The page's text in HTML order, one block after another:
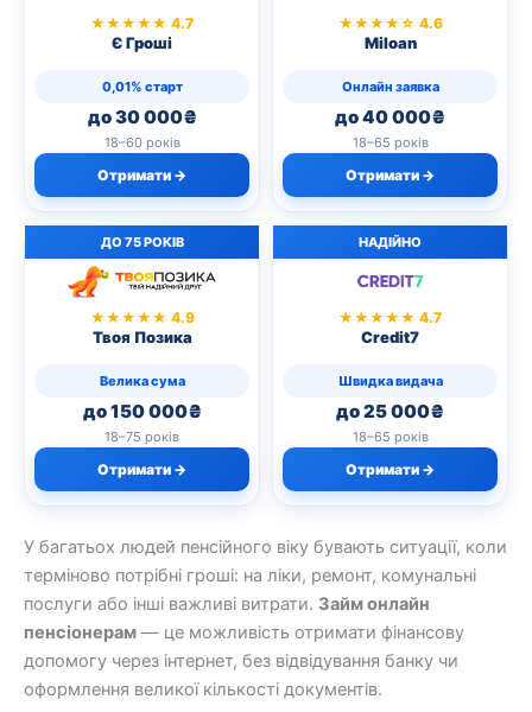
★★★★★ 4.7
Є Гроші
0,01% старт
до 30 000₴
18–60 років
Отримати →
★★★★☆ 4.6
Miloan
Онлайн заявка
до 40 000₴
18–65 років
Отримати →
ДО 75 РОКІВ
★★★★★ 4.9
Твоя Позика
Велика сума
до 150 000₴
18–75 років
Отримати →
НАДІЙНО
★★★★★ 4.7
Credit7
Швидка видача
до 25 000₴
18–65 років
Отримати →
У багатьох людей пенсійного віку бувають ситуації, коли
терміново потрібні гроші: на ліки, ремонт, комунальні
послуги або інші важливі витрати. Займ онлайн
пенсіонерам — це можливість отримати фінансову
допомогу через інтернет, без відвідування банку чи
оформлення великої кількості документів.